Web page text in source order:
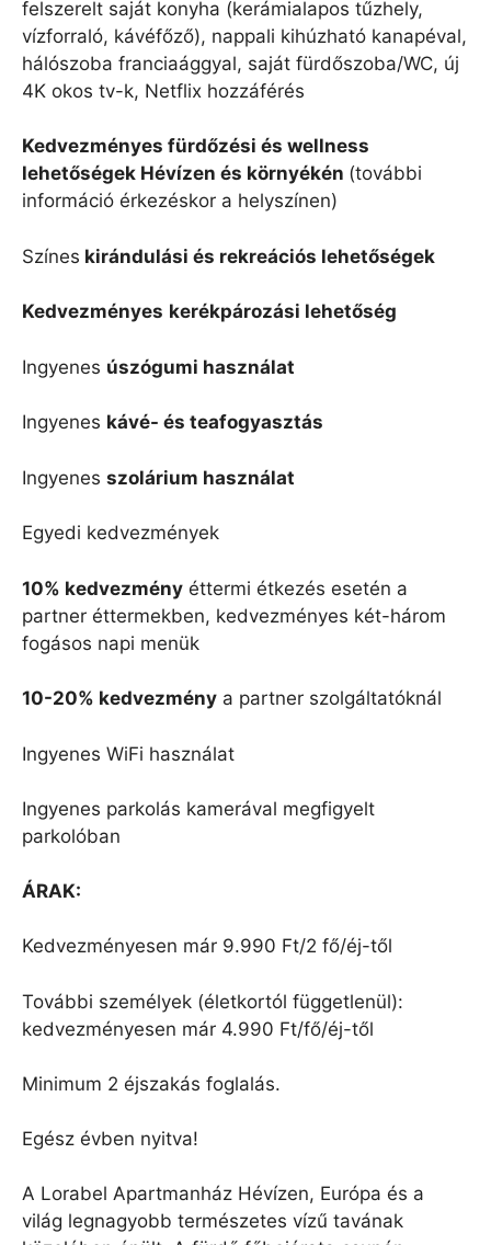
felszerelt saját konyha (kerámialapos tűzhely,
vízforraló, kávéfőző), nappali kihúzható kanapéval,
hálószoba franciaággyal, saját fürdőszoba/WC, új
4K okos tv-k, Netflix hozzáférés
Kedvezményes fürdőzési és wellness
lehetőségek Hévízen és környékén (további
információ érkezéskor a helyszínen)
Színes kirándulási és rekreációs lehetőségek
Kedvezményes kerékpározási lehetőség
Ingyenes úszógumi használat
Ingyenes kávé- és teafogyasztás
Ingyenes szolárium használat
Egyedi kedvezmények
10% kedvezmény éttermi étkezés esetén a
partner éttermekben, kedvezményes két-három
fogásos napi menük
10-20% kedvezmény a partner szolgáltatóknál
Ingyenes WiFi használat
Ingyenes parkolás kamerával megfigyelt
parkolóban
ÁRAK:
Kedvezményesen már 9.990 Ft/2 fő/éj-től
További személyek (életkortól függetlenül):
kedvezményesen már 4.990 Ft/fő/éj-től
Minimum 2 éjszakás foglalás.
Egész évben nyitva!
A Lorabel Apartmanház Hévízen, Európa és a
világ legnagyobb természetes vízű tavának